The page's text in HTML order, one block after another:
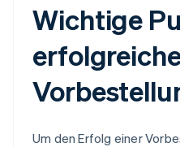
Wichtige
Um den Erfolg einer